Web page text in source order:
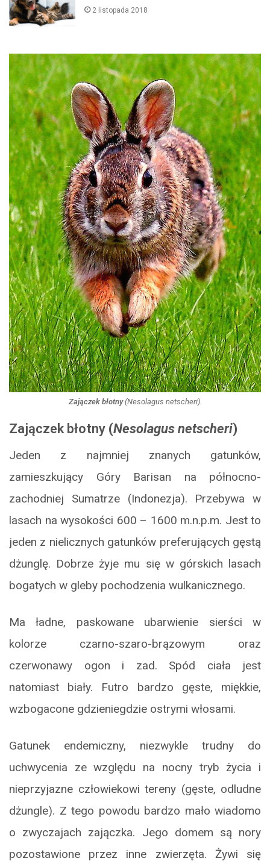
2 listopada 2018
Zajączek błotny(Nesolagus netscheri).
Zajączek błotny (Nesolagus netscheri)
Jeden z najmniej znanych gatunków,
zamieszkujący Góry Barisan na północno-
zachodniej Sumatrze (Indonezja). Przebywa w
lasach na wysokości 600 – 1600 m.n.p.m. Jest to
jeden z nielicznych gatunków preferujących gęstą
dżunglę. Dobrze żyje mu się w górskich lasach
bogatych w gleby pochodzenia wulkanicznego.
Ma ładne, paskowane ubarwienie sierści w
kolorze czarno-szaro-brązowym oraz
czerwonawy ogon i zad. Spód ciała jest
natomiast biały. Futro bardzo gęste, miękkie,
wzbogacone gdzieniegdzie ostrymi włosami.
Gatunek endemiczny, niezwykle trudny do
uchwycenia ze względu na nocny tryb życia i
nieprzyjazne człowiekowi tereny (gęste, odludne
dżungle). Z tego powodu bardzo mało wiadomo
o zwyczajach zajączka. Jego domem są nory
pozostawione przez inne zwierzęta. Żywi się